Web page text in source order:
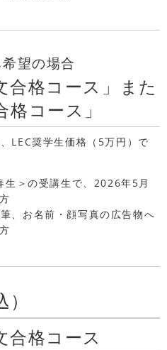
望の場合
合格コース」また
コース」
LEC奨学生価格（5万円）で
＞の受講生で、2026年5月
、お名前・顔写真の広告物へ
合格コース